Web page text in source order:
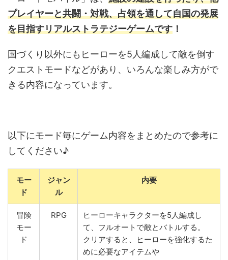
プレイヤーと共闘・対戦、占領を通して自国の発展
を目指すリアルストラテジーゲームです ！
国づくり以外にもヒーローを5人編成して敵を倒す
クエストモードなどがあり、いろんな楽しみ方がで
きる内容になっています。
以下にモード毎にゲーム内容をまとめたので参考に
してください♪
モー
ド
ジャン
ル
内要
冒険
モー
ド
RPG
ヒーローキャラクターを5人編成し
て、フルオートで敵とバトルする。
クリアすると、ヒーローを強化するた
めに必要なアイテムや